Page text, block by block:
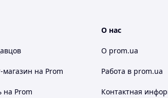
магазин на Prom
на Prom
О нас
О prom.ua
Работа в prom.ua
Контактная